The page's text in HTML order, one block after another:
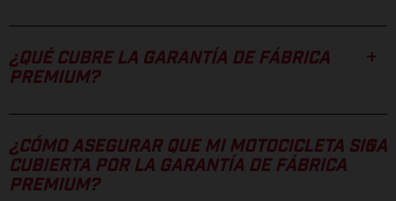
¿QUÉ CUBRE LA GARANTÍA DE FÁBRICA
PREMIUM?
¿CÓMO ASEGURAR QUE MI MOTOCICLETA SIGA
CUBIERTA POR LA GARANTÍA DE FÁBRICA
PREMIUM?